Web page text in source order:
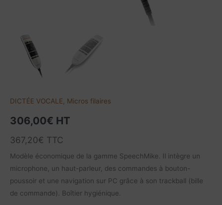
DICTÉE VOCALE Micros filaires
306,00€ HT
367,20€ TTC
Modèle économique de la gamme SpeechMike. Il intègre un
microphone, un haut-parleur, des commandes à bouton-
poussoir et une navigation sur PC grâce à son trackball (bille
de commande). Boîtier hygiénique.